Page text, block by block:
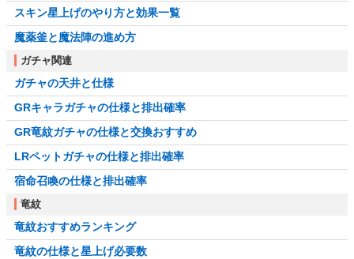
スキン星上げのやり方と効果一覧
魔薬釜と魔法陣の進め方
ガチャ関連
ガチャの天井と仕様
GRキャラガチャの仕様と排出確率
GR竜紋ガチャの仕様と交換おすすめ
LRペットガチャの仕様と排出確率
宿命召喚の仕様と排出確率
竜紋
竜紋おすすめランキング
竜紋の仕様と星上げ必要数